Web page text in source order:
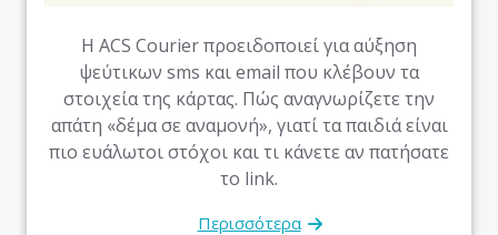
Η ACS Courier προειδοποιεί για αύξηση
ψεύτικων sms και email που κλέβουν τα
στοιχεία της κάρτας. Πώς αναγνωρίζετε την
απάτη «δέμα σε αναμονή», γιατί τα παιδιά είναι
πιο ευάλωτοι στόχοι και τι κάνετε αν πατήσατε
το link.
Περισσότερα